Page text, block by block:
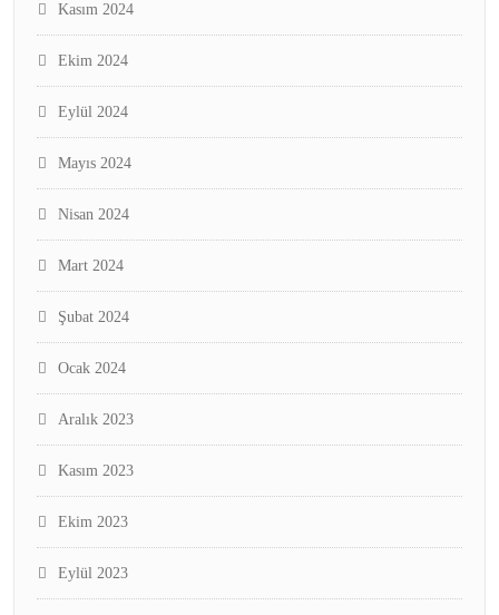
Kasım 2024
Ekim 2024
Eylül 2024
Mayıs 2024
Nisan 2024
Mart 2024
Şubat 2024
Ocak 2024
Aralık 2023
Kasım 2023
Ekim 2023
Eylül 2023